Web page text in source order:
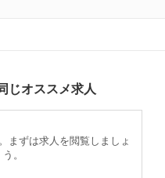
じオススメ求人
まずは求人を閲覧しましょ
う。